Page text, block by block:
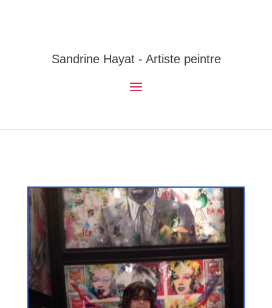
Sandrine Hayat - Artiste peintre